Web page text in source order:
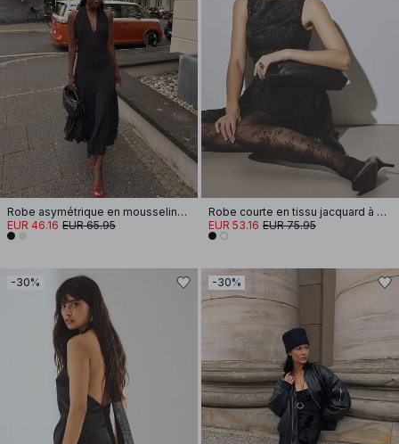
Robe asymétrique en mousseline à dos nu
EUR 46.16 EUR 65.95
Robe courte en tissu jacquard à paillettes et fronces sur les hanches
EUR 53.16 EUR 75.95
-30% -30%